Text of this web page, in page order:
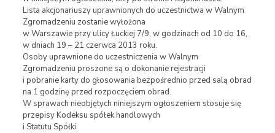
Lista akcjonariuszy uprawnionych do uczestnictwa w Walnym
Zgromadzeniu zostanie wyłożona
w Warszawie przy ulicy Łuckiej 7/9, w godzinach od 10 do 16,
w dniach 19 – 21 czerwca 2013 roku.
Osoby uprawnione do uczestniczenia w Walnym
Zgromadzeniu proszone są o dokonanie rejestracji
i pobranie karty do głosowania bezpośrednio przed salą obrad
na 1 godzinę przed rozpoczęciem obrad.
W sprawach nieobjętych niniejszym ogłoszeniem stosuje się
przepisy Kodeksu spółek handlowych
i Statutu Spółki.